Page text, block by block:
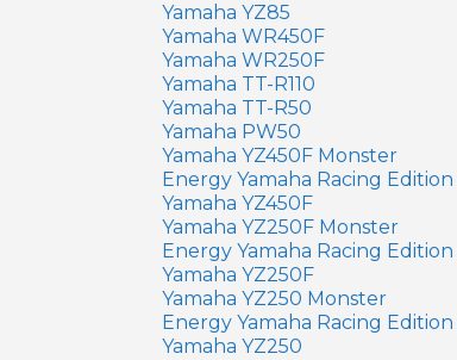
Yamaha YZ85
Yamaha WR450F
Yamaha WR250F
Yamaha TT-R110
Yamaha TT-R50
Yamaha PW50
Yamaha YZ450F Monster
Energy Yamaha Racing Edition
Yamaha YZ450F
Yamaha YZ250F Monster
Energy Yamaha Racing Edition
Yamaha YZ250F
Yamaha YZ250 Monster
Energy Yamaha Racing Edition
Yamaha YZ250